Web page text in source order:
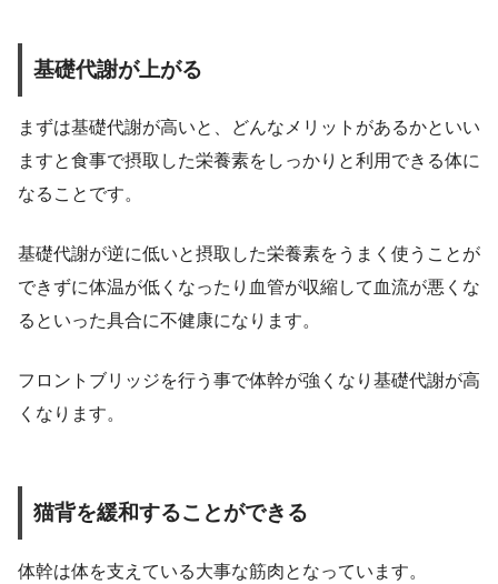
基礎代謝が上がる
まずは基礎代謝が高いと、どんなメリットがあるかといい
ますと食事で摂取した栄養素をしっかりと利用できる体に
なることです。
基礎代謝が逆に低いと摂取した栄養素をうまく使うことが
できずに体温が低くなったり血管が収縮して血流が悪くな
るといった具合に不健康になります。
フロントブリッジを行う事で体幹が強くなり基礎代謝が高
くなります。
猫背を緩和することができる
体幹は体を支えている大事な筋肉となっています。